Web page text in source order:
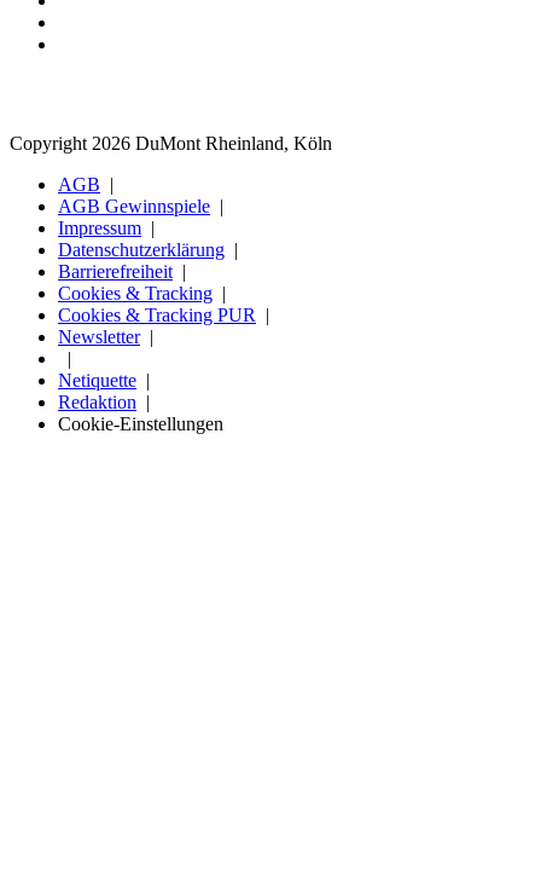
Copyright 2026 DuMont Rheinland, Köln
AGB
AGB Gewinnspiele
Impressum
Datenschutzerklärung
Barrierefreiheit
Cookies & Tracking
Cookies & Tracking PUR
Newsletter
Netiquette
Redaktion
Cookie-Einstellungen